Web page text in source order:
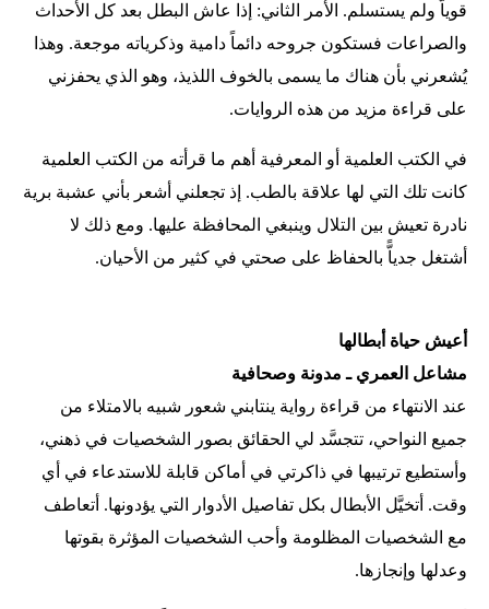
قوياًّ ولم يستسلم. الأمر الثاني: إذا عاش البطل بعد كل الأحداث
والصراعات فستكون جروحه دائماً دامية وذكرياته موجعة. وهذا
يُشعرني بأن هناك ما يسمى بالخوف اللذيذ، وهو الذي يحفزني
على قراءة مزيد من هذه الروايات.
في الكتب العلمية أو المعرفية أهم ما قرأته من الكتب العلمية
كانت تلك التي لها علاقة بالطب. إذ تجعلني أشعر بأني عشبة برية
نادرة تعيش بين التلال وينبغي المحافظة عليها. ومع ذلك لا
أشتغل جدياًّ بالحفاظ على صحتي في كثير من الأحيان.
أعيش حياة أبطالها
مشاعل العمري ـ مدونة وصحافية
عند الانتهاء من قراءة رواية ينتابني شعور شبيه بالامتلاء من
جميع النواحي، تتجسَّد لي الحقائق بصور الشخصيات في ذهني،
وأستطيع ترتيبها في ذاكرتي في أماكن قابلة للاستدعاء في أي
وقت. أتخيَّل الأبطال بكل تفاصيل الأدوار التي يؤدونها. أتعاطف
مع الشخصيات المظلومة وأحب الشخصيات المؤثرة بقوتها
وعدلها وإنجازها.